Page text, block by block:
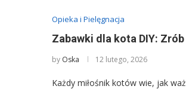
Opieka i Pielęgnacja
Zabawki dla kota DIY:
by Oska 12 lutego, 2026
Każdy miłośnik kotów wie, jak